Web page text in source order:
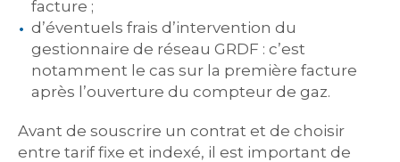
facture ;
d’éventuels frais d’intervention du
gestionnaire de réseau GRDF : c’est
notamment le cas sur la première facture
après l’ouverture du compteur de gaz.
Avant de souscrire un contrat et de choisir
entre tarif fixe et indexé, il est important de